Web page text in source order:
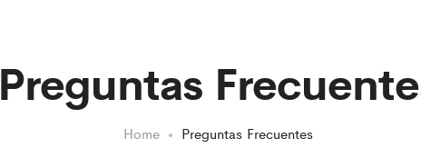
Preguntas
Home Preguntas Frecuentes